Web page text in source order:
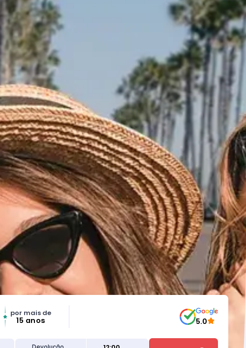
por mais de
15 anos 5.0